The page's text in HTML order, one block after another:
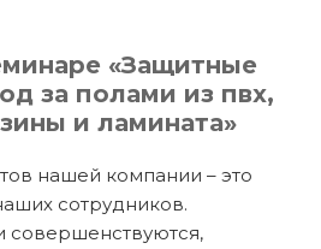
«Защитные
за полами из пвх,
и ламината»
нашей компании – это
сотрудников.
совершенствуются,